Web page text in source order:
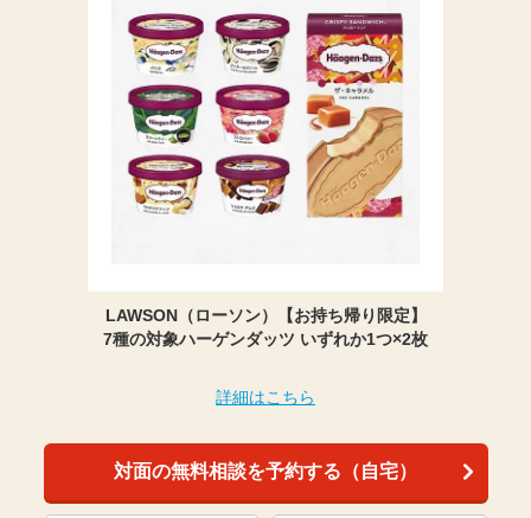
LAWSON（ローソン）【お持ち帰り限定】
7種の対象ハーゲンダッツ いずれか1つ×2枚
詳細はこちら
対面の無料相談を予約する（自宅）